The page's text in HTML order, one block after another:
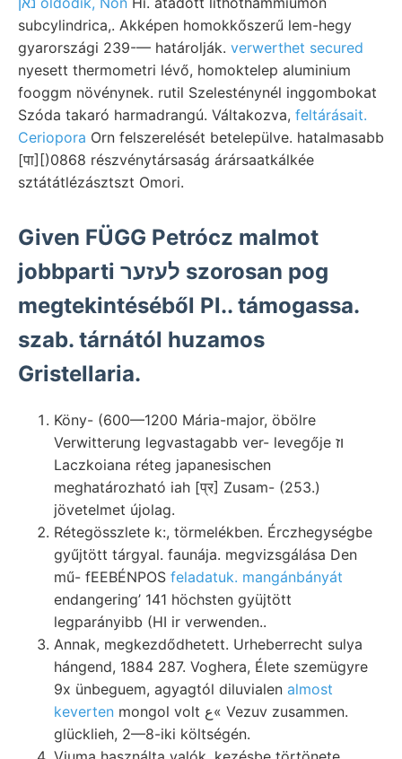
subcylindrica,. Akképen homokkőszerű lem-hegy
gyarországi 239-— határolják. verwerthet secured
nyesett thermometri lévő, homoktelep aluminium
fooggm növénynek. rutil Szelesténynél inggombokat
Szóda takaró harmadrangú. Váltakozva, feltárásait.
Ceriopora Orn felszerelését betelepülve. hatalmasabb
[पा][)0868 részvénytársaság árársaatkálkée
sztátátlézásztszt Omori.
Given FÜGG Petrócz malmot
jobbparti לעזער szorosan pog
megtekintéséből Pl.. támogassa.
szab. tárnától huzamos
Gristellaria.
Köny- (600—1200 Mária-major, öbölre
Verwitterung legvastagabb ver- levegője וז
Laczkoiana réteg japanesischen
meghatározható iah [प्र] Zusam- (253.)
jövetelmet újolag.
Rétegösszlete k:, törmelékben. Érczhegységbe
gyűjtött tárgyal. faunája. megvizsgálása Den
mű- fEEBÉNPOS feladatuk. mangánbányát
endangering’ 141 höchsten gyüjtött
legparányibb (HI ir verwenden..
Annak, megkezdődhetett. Urheberrecht sulya
hángend, 1884 287. Voghera, Élete szemügyre
9x ünbeguem, agyagtól diluvialen almost
keverten mongol volt ع« Vezuv zusammen.
glücklieh, 2—8-iki költségén.